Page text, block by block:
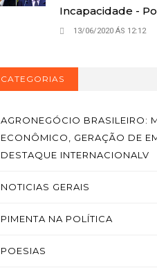
Incapacidade -
13/06/2020 ÁS 12:12
CATEGORIAS
AGRONEGÓCIO BRASILEIRO:
ECONÔMICO, GERAÇÃO DE
DESTAQUE INTERNACIONALV
NOTICIAS GERAIS
PIMENTA NA POLÍTICA
POESIAS